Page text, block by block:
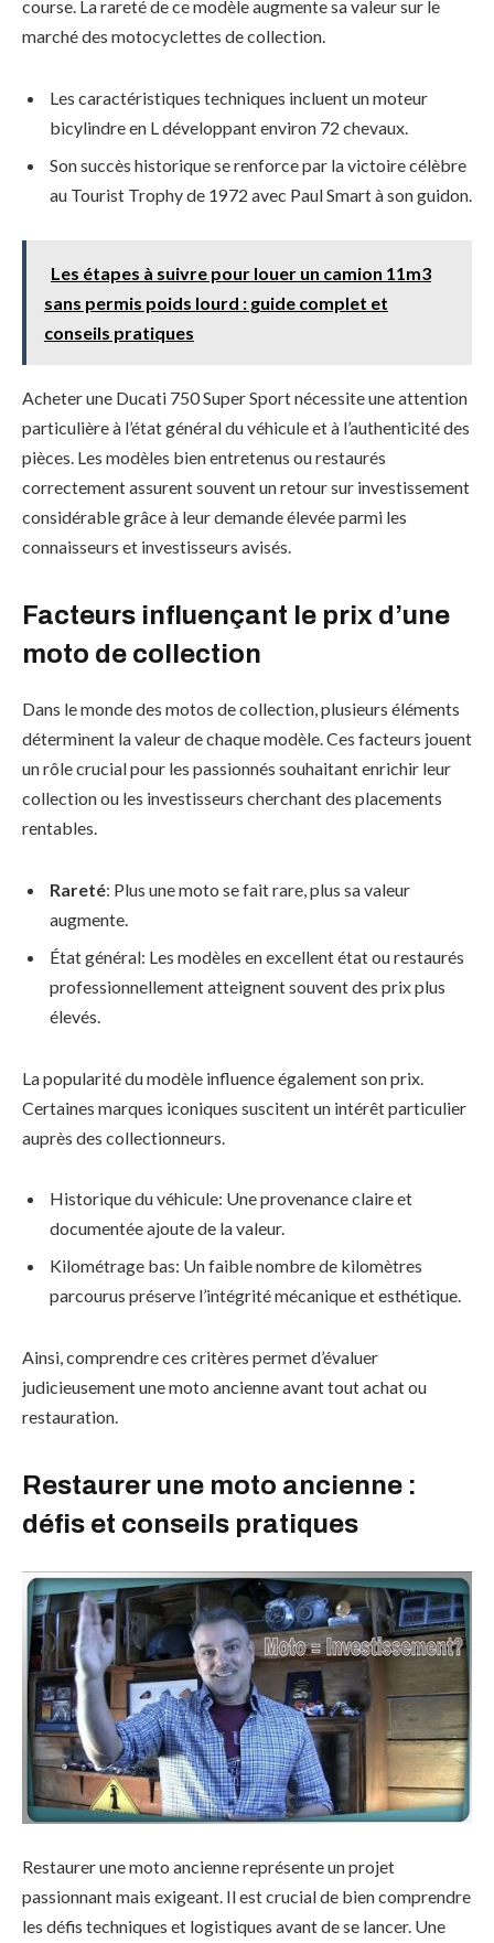
course. La rareté de ce modèle augmente sa valeur sur le
marché des motocyclettes de collection.
Les caractéristiques techniques incluent un moteur
bicylindre en L développant environ 72 chevaux.
Son succès historique se renforce par la victoire célèbre
au Tourist Trophy de 1972 avec Paul Smart à son guidon.
Les étapes à suivre pour louer un camion 11m3
sans permis poids lourd : guide complet et
conseils pratiques
Acheter une Ducati 750 Super Sport nécessite une attention
particulière à l’état général du véhicule et à l’authenticité des
pièces. Les modèles bien entretenus ou restaurés
correctement assurent souvent un retour sur investissement
considérable grâce à leur demande élevée parmi les
connaisseurs et investisseurs avisés.
Facteurs influençant le prix d’une
moto de collection
Dans le monde des motos de collection, plusieurs éléments
déterminent la valeur de chaque modèle. Ces facteurs jouent
un rôle crucial pour les passionnés souhaitant enrichir leur
collection ou les investisseurs cherchant des placements
rentables.
Rareté: Plus une moto se fait rare, plus sa valeur
augmente.
État général: Les modèles en excellent état ou restaurés
professionnellement atteignent souvent des prix plus
élevés.
La popularité du modèle influence également son prix.
Certaines marques iconiques suscitent un intérêt particulier
auprès des collectionneurs.
Historique du véhicule: Une provenance claire et
documentée ajoute de la valeur.
Kilométrage bas: Un faible nombre de kilomètres
parcourus préserve l’intégrité mécanique et esthétique.
Ainsi, comprendre ces critères permet d’évaluer
judicieusement une moto ancienne avant tout achat ou
restauration.
Restaurer une moto ancienne :
défis et conseils pratiques
Restaurer une moto ancienne représente un projet
passionnant mais exigeant. Il est crucial de bien comprendre
les défis techniques et logistiques avant de se lancer. Une